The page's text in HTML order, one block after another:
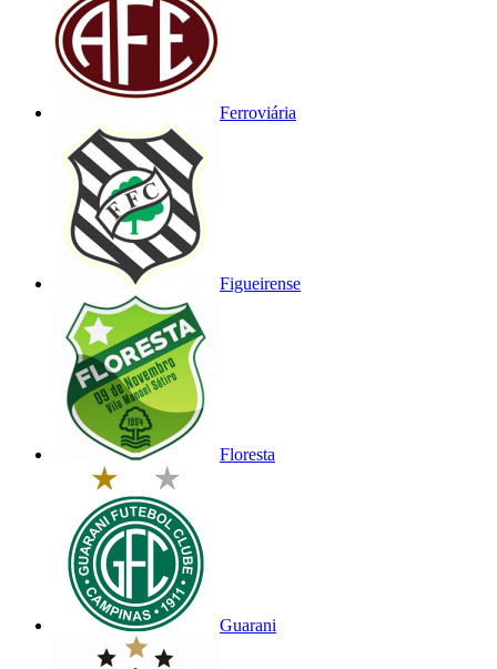
Ferroviária
Figueirense
Floresta
Guarani